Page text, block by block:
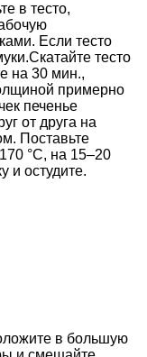
в тесто,
Если тесто
тесто
на 30 мин.,
примерно
печенье
от друга на
Поставьте
°С, на 15–20
и остудите.
в большую